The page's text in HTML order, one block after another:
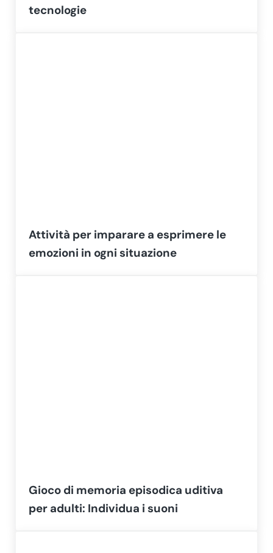
tecnologie
Attività per imparare a esprimere le
emozioni in ogni situazione
Gioco di memoria episodica uditiva
per adulti: Individua i suoni